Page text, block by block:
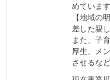
めています
【地域の
差した親
また、子
厚生、メ
させるな